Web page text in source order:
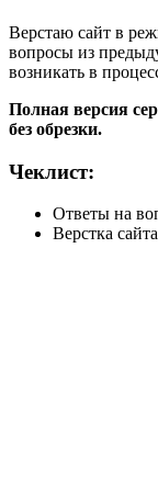
Верстаю сайт в
вопросы из
возникать в
Полная версия
без обрезки.
Чеклист:
Ответы на
Верстка